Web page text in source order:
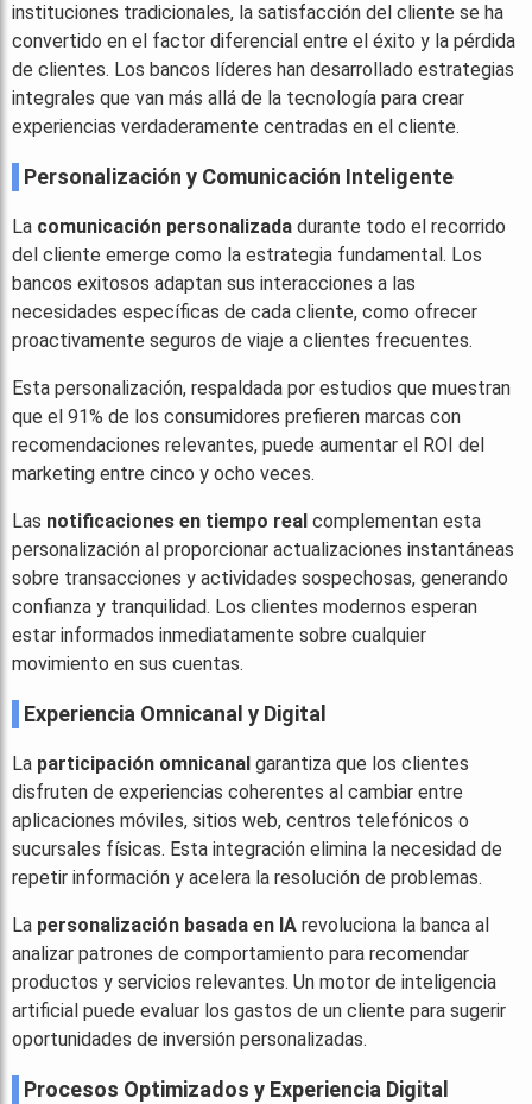
instituciones tradicionales, la satisfacción del cliente se ha
convertido en el factor diferencial entre el éxito y la pérdida
de clientes. Los bancos líderes han desarrollado estrategias
integrales que van más allá de la tecnología para crear
experiencias verdaderamente centradas en el cliente.
Personalización y Comunicación Inteligente
La comunicación personalizada durante todo el recorrido
del cliente emerge como la estrategia fundamental. Los
bancos exitosos adaptan sus interacciones a las
necesidades específicas de cada cliente, como ofrecer
proactivamente seguros de viaje a clientes frecuentes.
Esta personalización, respaldada por estudios que muestran
que el 91% de los consumidores prefieren marcas con
recomendaciones relevantes, puede aumentar el ROI del
marketing entre cinco y ocho veces.
Las notificaciones en tiempo real complementan esta
personalización al proporcionar actualizaciones instantáneas
sobre transacciones y actividades sospechosas, generando
confianza y tranquilidad. Los clientes modernos esperan
estar informados inmediatamente sobre cualquier
movimiento en sus cuentas.
Experiencia Omnicanal y Digital
La participación omnicanal garantiza que los clientes
disfruten de experiencias coherentes al cambiar entre
aplicaciones móviles, sitios web, centros telefónicos o
sucursales físicas. Esta integración elimina la necesidad de
repetir información y acelera la resolución de problemas.
La personalización basada en IA revoluciona la banca al
analizar patrones de comportamiento para recomendar
productos y servicios relevantes. Un motor de inteligencia
artificial puede evaluar los gastos de un cliente para sugerir
oportunidades de inversión personalizadas.
Procesos Optimizados y Experiencia Digital